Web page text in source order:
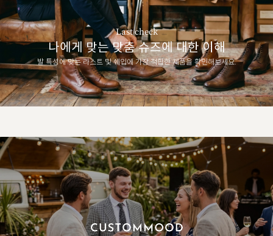
Last check
나에게 맞는 맞춤 슈즈에 대한 이해
발 특성에 맞는 라스트 및 쉐입에 가장 적합한 제품을 확인해보세요.